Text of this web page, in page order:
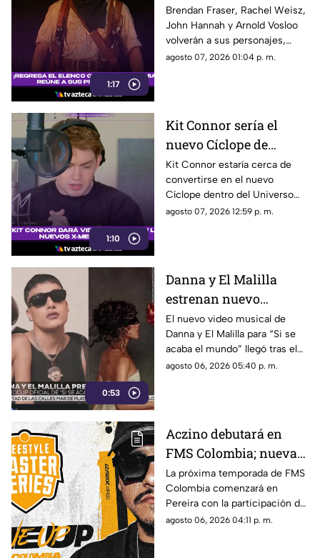
1:17
el regreso de Rick
O’Connell e Imhotep
Brendan Fraser, Rachel Weisz,
John Hannah y Arnold Vosloo
volverán a sus personajes,
mientras Oded Fehr y Kevin J.
agosto 07, 2026 01:04 p. m.
1:10
Kit Connor sería el
nuevo Cíclope de
Marvel: así será su
llegada a los 'X-Men'
Kit Connor estaría cerca de
convertirse en el nuevo
Cíclope dentro del Universo
Cinematográfico de Marvel.
agosto 07, 2026 12:59 p. m.
0:53
Danna y El Malilla
estrenan nuevo
videoclip y aumentan
expectativa entre sus
fans
El nuevo video musical de
Danna y El Malilla para “Si se
acaba el mundo” llegó tras el
buen recibimiento del sencillo
agosto 06, 2026 05:40 p. m.
Aczino debutará en
FMS Colombia; nueva
temporada ya tiene
fecha de inicio
La próxima temporada de FMS
Colombia comenzará en
Pereira con la participación del
mexicano Aczino y el regreso
agosto 06, 2026 04:11 p. m.